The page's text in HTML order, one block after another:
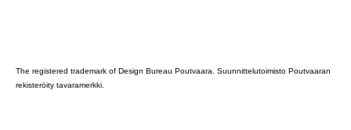
The registered trademark of Design Bureau Poutvaara. Suunnittelutoimisto Poutvaaran
rekisteröity tavaramerkki.